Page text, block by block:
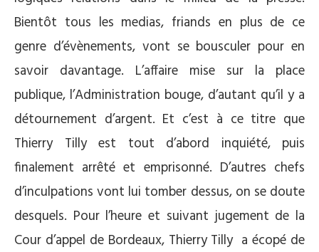
Bientôt tous les medias, friands en plus de ce
genre d’évènements, vont se bousculer pour en
savoir davantage. L’affaire mise sur la place
publique, l’Administration bouge, d’autant qu’il y a
détournement d’argent. Et c’est à ce titre que
Thierry Tilly est tout d’abord inquiété, puis
finalement arrêté et emprisonné. D’autres chefs
d’inculpations vont lui tomber dessus, on se doute
desquels. Pour l’heure et suivant jugement de la
Cour d’appel de Bordeaux, Thierry Tilly a écopé de